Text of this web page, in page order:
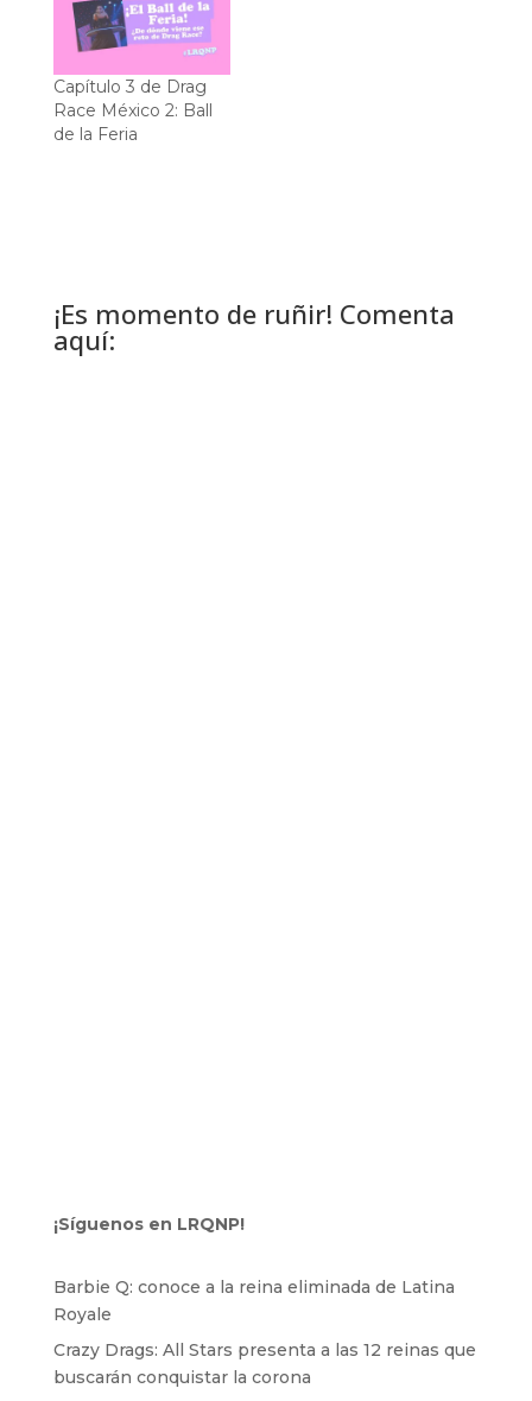
Capítulo 3 de Drag
Race México 2: Ball
de la Feria
¡Es momento de ruñir! Comenta
aquí:
¡Síguenos en LRQNP!
Barbie Q: conoce a la reina eliminada de Latina
Royale
Crazy Drags: All Stars presenta a las 12 reinas que
buscarán conquistar la corona